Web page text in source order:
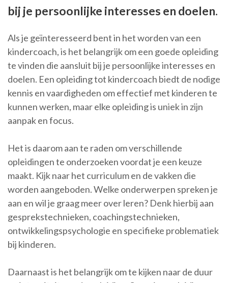
bij je persoonlijke interesses en doelen.
Als je geïnteresseerd bent in het worden van een
kindercoach, is het belangrijk om een goede opleiding
te vinden die aansluit bij je persoonlijke interesses en
doelen. Een opleiding tot kindercoach biedt de nodige
kennis en vaardigheden om effectief met kinderen te
kunnen werken, maar elke opleiding is uniek in zijn
aanpak en focus.
Het is daarom aan te raden om verschillende
opleidingen te onderzoeken voordat je een keuze
maakt. Kijk naar het curriculum en de vakken die
worden aangeboden. Welke onderwerpen spreken je
aan en wil je graag meer over leren? Denk hierbij aan
gesprekstechnieken, coachingstechnieken,
ontwikkelingspsychologie en specifieke problematiek
bij kinderen.
Daarnaast is het belangrijk om te kijken naar de duur